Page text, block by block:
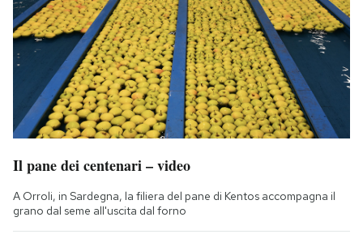
Il pane dei centenari – video
A Orroli, in Sardegna, la filiera del pane di Kentos accompagna il
grano dal seme all'uscita dal forno